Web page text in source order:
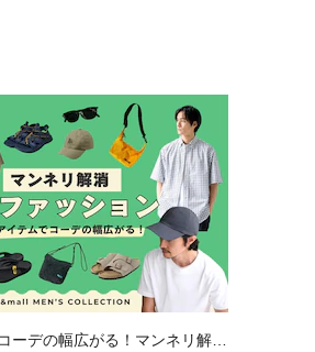
ーデの幅広がる！マンネリ解消